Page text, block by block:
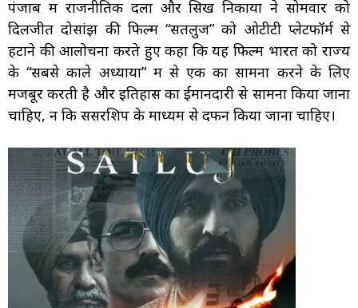
पंजाब में राजनीतिक दलों और सिख निकायों ने सोमवार को
दिलजीत दोसांझ की फिल्म “सतलुज” को ओटीटी प्लेटफॉर्म से
हटाने की आलोचना करते हुए कहा कि यह फिल्म भारत को राज्य
के “सबसे काले अध्यायों” में से एक का सामना करने के लिए
मजबूर करती है और इतिहास का ईमानदारी से सामना किया जाना
चाहिए, न कि सेंसरशिप के माध्यम से दफन किया जाना चाहिए।